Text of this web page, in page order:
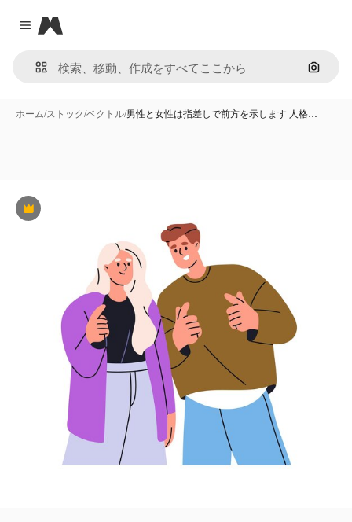
Close menu
Magnific
画像で
ホーム/ストック/ベクトル/男性と女性は指差しで前方を示します 人格…
Premium